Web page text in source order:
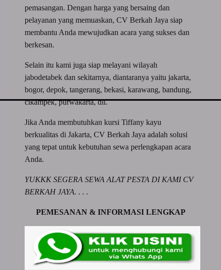
pemasangan. Dengan harga yang bersaing dan
pelayanan yang memuaskan, CV Berkah Jaya siap
membantu Anda mewujudkan acara yang sukses dan
berkesan.
Selain itu kami juga siap melayani wilayah
jabodetabek dan sekitarnya, diantaranya yaitu jakarta,
bogor, depok, tangerang, bekasi, karawang, bandung,
cikampek, purwakarta, dll.
Jika Anda membutuhkan kursi Tiffany kayu
berkualitas di Jakarta, CV Berkah Jaya adalah solusi
yang tepat untuk kebutuhan sewa perlengkapan acara
Anda.
YUKKK SEGERA SEWA ALAT PESTA DI KAMI CV
BERKAH JAYA. . . .
PEMESANAN & INFORMASI LENGKAP